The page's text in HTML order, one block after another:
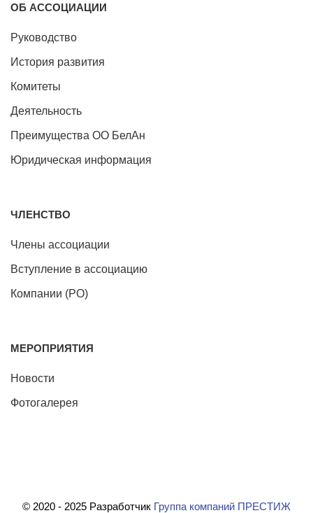
ОБ АССОЦИАЦИИ
Руководство
История развития
Комитеты
Деятельность
Преимущества ОО БелАн
Юридическая информация
ЧЛЕНСТВО
Члены ассоциации
Вступление в ассоциацию
Компании (РО)
МЕРОПРИЯТИЯ
Новости
Фотогалерея
© 2020 - 2025 Разработчик Группа компаний ПРЕСТИЖ